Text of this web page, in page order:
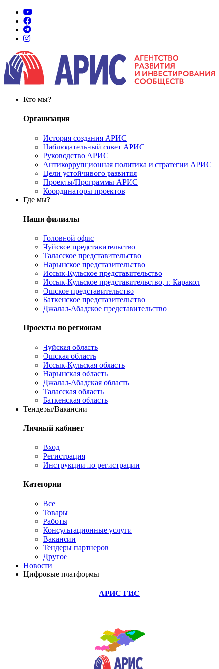
Кто мы?
Организация
История создания АРИС
Наблюдательный совет АРИС
Руководство АРИС
Антикоррупционная политика и стратегии АРИС
Цели устойчивого развития
Проекты/Программы АРИС
Координаторы проектов
Где мы?
Наши филиалы
Головной офис
Чуйское представительство
Таласское представительство
Нарынское представительство
Иссык-Кульское представительство
Иссык-Кульское представительство, г. Каракол
Ошское представительство
Баткенское представительство
Джалал-Абадское представительство
Проекты по регионам
Чуйская область
Ошская область
Иссык-Кульская область
Нарынская область
Джалал-Абадская область
Таласская область
Баткенская область
Тендеры/Вакансии
Личный кабинет
Вход
Регистрация
Инструкции по регистрации
Категории
Все
Товары
Работы
Консультационные услуги
Вакансии
Тендеры партнеров
Другое
Новости
Цифровые платформы
АРИС ГИС